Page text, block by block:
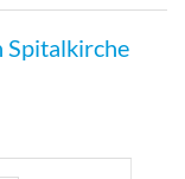
Spitalkirche